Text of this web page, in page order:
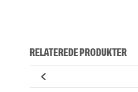
RELATEREDE PRODUKTER